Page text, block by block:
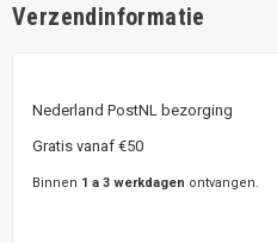
Verzendinformatie
Nederland PostNL bezorging
Gratis vanaf €50
Binnen 1 a 3 werkdagen ontvangen.